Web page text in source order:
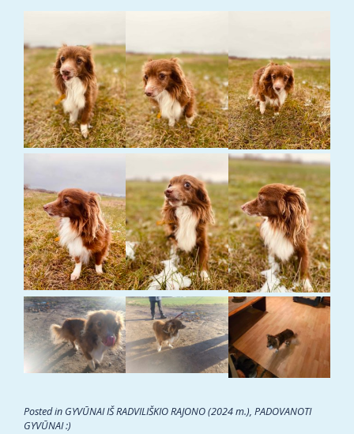
Posted in GYVŪNAI IŠ RADVILIŠKIO RAJONO (2024 m.), PADOVANOTI
GYVŪNAI :)